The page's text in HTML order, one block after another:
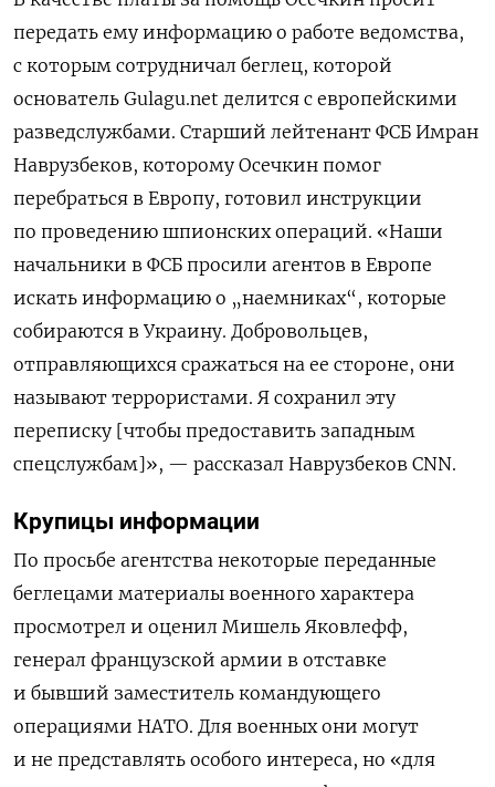
передать ему информацию о работе ведомства,
с которым сотрудничал беглец, которой
основатель Gulagu.net делится с европейскими
разведслужбами. Старший лейтенант ФСБ Имран
Наврузбеков, которому Осечкин помог
перебраться в Европу, готовил инструкции
по проведению шпионских операций. «Наши
начальники в ФСБ просили агентов в Европе
искать информацию о „наемниках“, которые
собираются в Украину. Добровольцев,
отправляющихся сражаться на ее стороне, они
называют террористами. Я сохранил эту
переписку [чтобы предоставить западным
спецслужбам]», — рассказал Наврузбеков CNN.
Крупицы информации
По просьбе агентства некоторые переданные
беглецами материалы военного характера
просмотрел и оценил Мишель Яковлефф,
генерал французской армии в отставке
и бывший заместитель командующего
операциями НАТО. Для военных они могут
и не представлять особого интереса, но «для